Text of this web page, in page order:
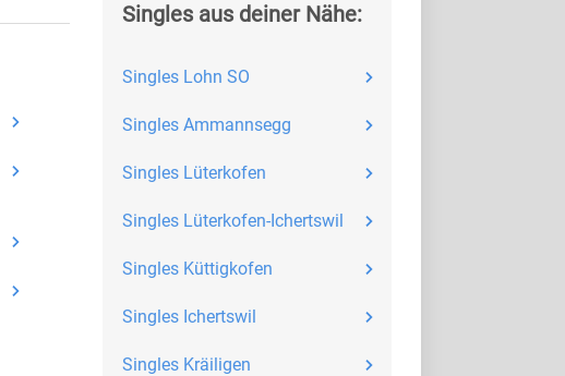
Singles aus deiner Nähe:
Singles Lohn SO
Singles Ammannsegg
Singles Lüterkofen
Singles Lüterkofen-Ichertswil
Singles Küttigkofen
Singles Ichertswil
Singles Kräiligen